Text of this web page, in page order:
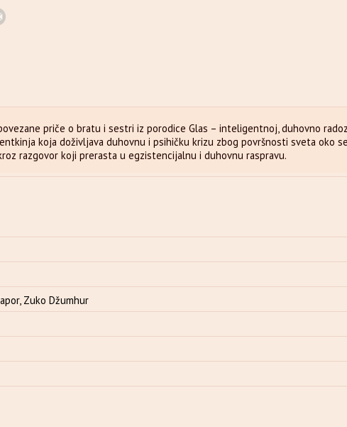
priče o bratu i sestri iz porodice Glas – inteligentnoj, duhovno
koja doživljava duhovnu i psihičku krizu zbog površnosti sveta oko
razgovor koji prerasta u egzistencijalnu i duhovnu raspravu.
Zuko Džumhur